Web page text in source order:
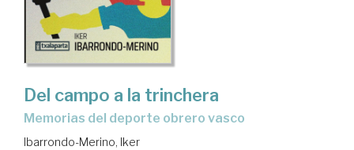
Del campo a la trinchera
Memorias del deporte obrero vasco
Ibarrondo-Merino, Iker